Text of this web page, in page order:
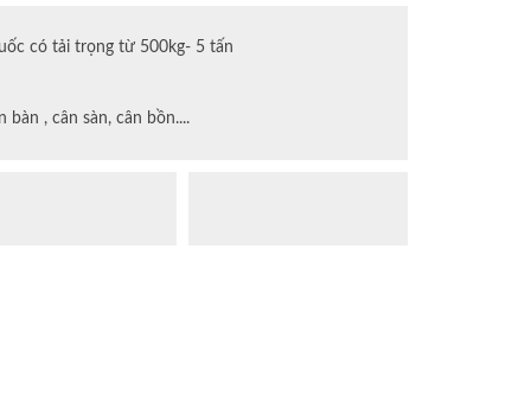
có tải trọng từ 500kg- 5 tấn
bàn , cân sàn, cân bồn....